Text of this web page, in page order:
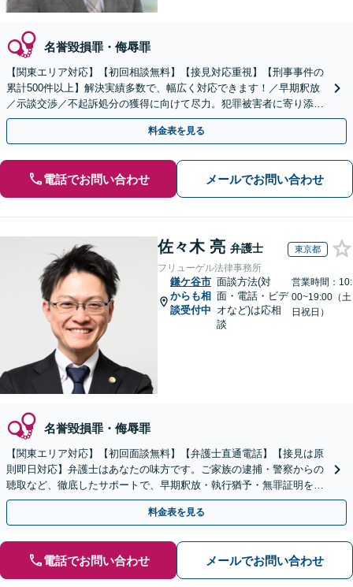
名誉毀損罪・侮辱罪
【関東エリア対応】【初回相談無料】【接見対応重視】【刑事事件の
累計500件以上】解決実績多数で、幅広く対応できます！／早期釈放
／示談交渉／不起訴処分の獲得に向けて尽力。犯罪被害者に寄り添っ
てサポートします【夜間・休日面談可】
料金表を見る
電話でお問い合わせ メールでお問い合わせ
佐々木 亮 弁護士 東京都
フリューゲル法律事務所
鎌ケ谷市
からも相
談受付中
面談方法(対
面・電話・ビデ
オなど)は応相
談
営業時間：10:
00~19:00（土
日祝日）
名誉毀損罪・侮辱罪
【関東エリア対応】【初回面談無料】【弁護士直通電話】【接見は原
則即日対応】弁護士はあなたの味方です。ご家族の逮捕・警察からの
聴取など、徹底したサポートで、早期釈放・執行猶予・無罪証明を目
指します【WEB面談可】【休日・夜間・当日相談に対応】
料金表を見る
電話でお問い合わせ メールでお問い合わせ